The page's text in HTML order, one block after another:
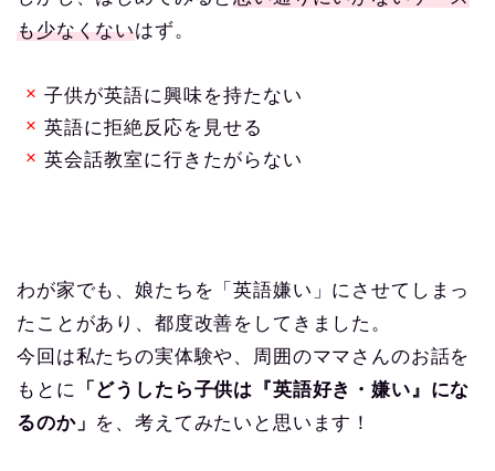
も少なくないはず。
子供が英語に興味を持たない
英語に拒絶反応を見せる
英会話教室に行きたがらない
わが家でも、娘たちを「英語嫌い」にさせてしまっ
たことがあり、都度改善をしてきました。
今回は私たちの実体験や、周囲のママさんのお話を
もとに
「どうしたら子供は『英語好き・嫌い』にな
るのか」 を、考えてみたいと思います！